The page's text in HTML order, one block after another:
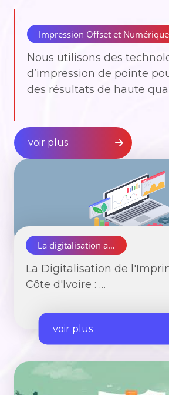
Impression Offset et Numérique
Nous utilisons des
d’impression de pointe
des résultats de haute
voir plus
La digitalisation a…
La Digitalisation de
Côte d'Ivoire : …
voir plus